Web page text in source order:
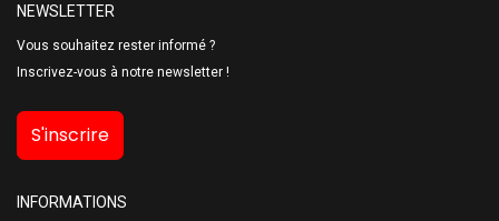
NEWSLETTER
Vous souhaitez rester informé ?
Inscrivez-vous à notre newsletter !
S'inscrire
INFORMATIONS